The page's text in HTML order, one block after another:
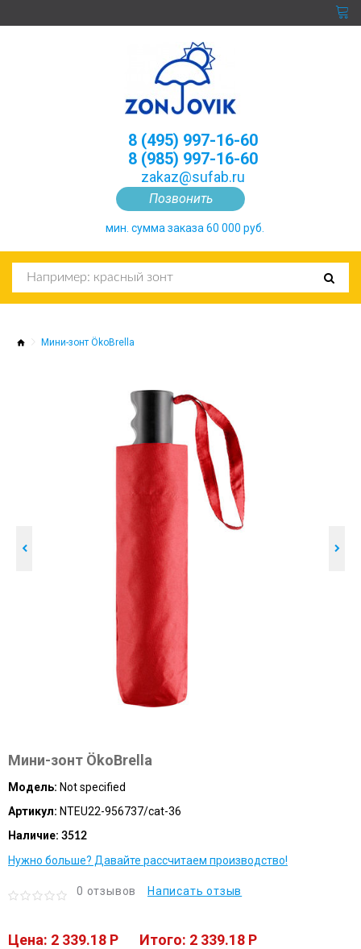
Позвонить
8 (495) 997-16-60
8 (985) 997-16-60
zakaz@sufab.ru
мин. сумма заказа 60 000 руб.
Мини-зонт ÖkoBrella
Мини-зонт ÖkoBrella
Модель: Not specified
Артикул: NTEU22-956737/cat-36
Наличие: 3512
Нужно больше? Давайте рассчитаем производство!
0 отзывов Написать отзыв
Цена: 2 339.18 P Итого: 2 339.18 P